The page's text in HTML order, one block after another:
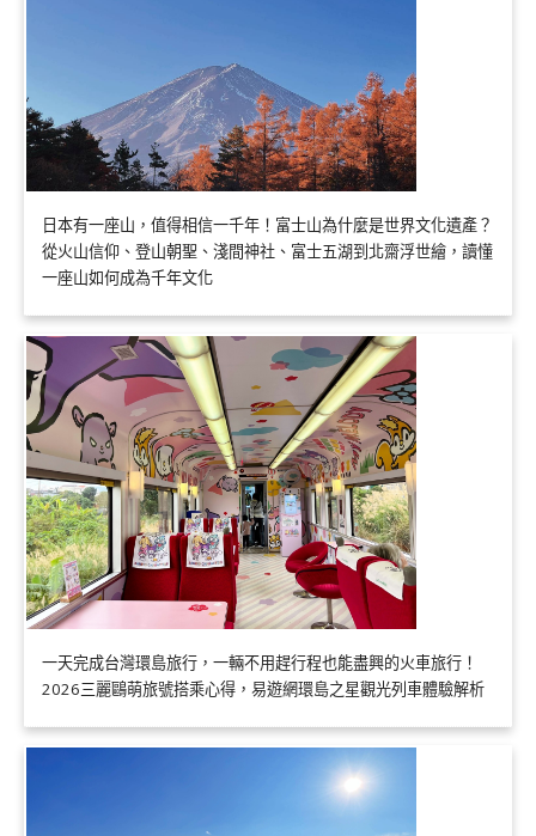
日本有一座山，值得相信一千年！富士山為什麼是世界文化遺產？
從火山信仰、登山朝聖、淺間神社、富士五湖到北齋浮世繪，讀懂
一座山如何成為千年文化
一天完成台灣環島旅行，一輛不用趕行程也能盡興的火車旅行！
2026三麗鷗萌旅號搭乘心得，易遊網環島之星觀光列車體驗解析